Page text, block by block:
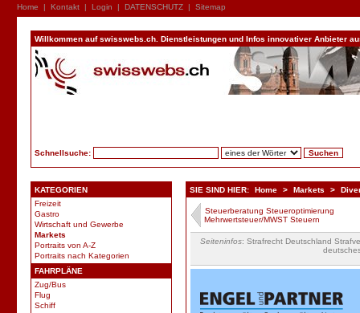
Home | Kontakt | Login | DATENSCHUTZ | Sitemap
Willkommen auf swisswebs.ch. Dienstleistungen und Infos innovativer Anbieter
Schnellsuche:
KATEGORIEN
Freizeit
Gastro
Wirtschaft und Gewerbe
Markets
Portraits von A-Z
Portraits nach Kategorien
FAHRPLÄNE
Zug/Bus
Flug
Schiff
SIE SIND HIER: Home > Markets >
Steuerberatung Steueroptimierung
Mehrwertsteuer/MWST Steuern
Seiteninfos: Strafrecht Deutschland